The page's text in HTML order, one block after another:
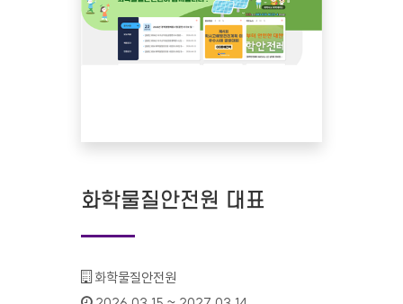
화학물질안전원 대표
기관명 :
화학물질안전원